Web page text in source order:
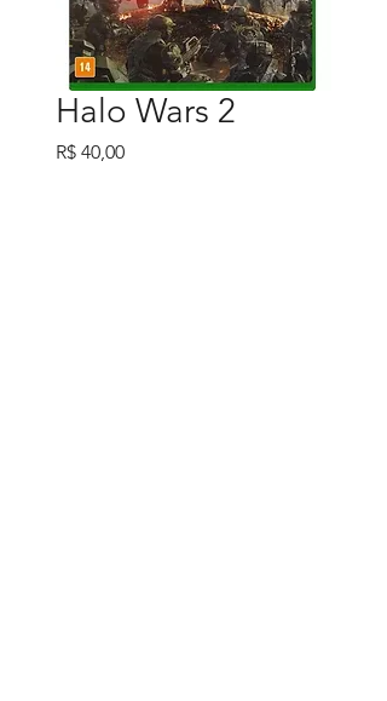
Halo Wars 2
R$ 40,00Preço